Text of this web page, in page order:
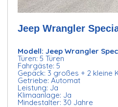
Jeep Wrangler
Modell: Jeep Wrangler
Türen: 5 Türen
Fahrgäste: 5
Gepäck: 3 großes + 2 kleine
Getriebe: Automat
Leistung: Ja
Klimaanlage: Ja
Mindestalter: 30 Jahre